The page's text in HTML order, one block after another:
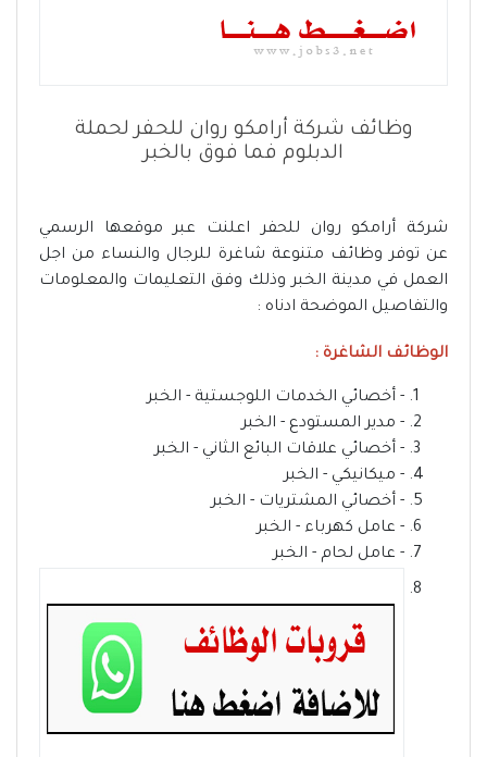
وظائف شركة أرامكو روان للحفر لحملة
الدبلوم فما فوق بالخبر
شركة أرامكو روان للحفر اعلنت عبر موقعها الرسمي
عن توفر وظائف متنوعة شاغرة للرجال والنساء من اجل
العمل في مدينة الخبر وذلك وفق التعليمات والمعلومات
والتفاصيل الموضحة ادناه :
الوظائف الشاغرة :
- أخصائي الخدمات اللوجستية - الخبر
- مدير المستودع - الخبر
- أخصائي علاقات البائع الثاني - الخبر
- ميكانيكي - الخبر
- أخصائي المشتريات - الخبر
- عامل كهرباء - الخبر
- عامل لحام - الخبر